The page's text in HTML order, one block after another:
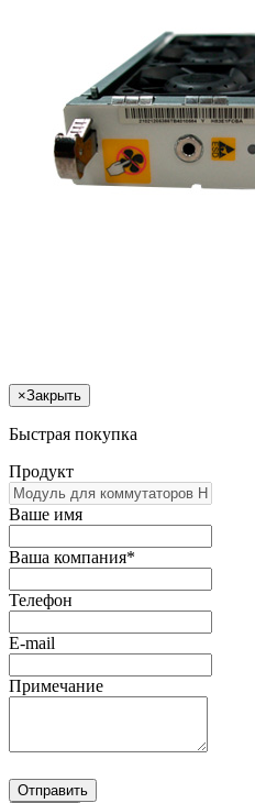
×Закрыть
Быстрая покупка
Продукт
Ваше имя
Ваша компания*
Телефон
E-mail
Примечание
Отправить